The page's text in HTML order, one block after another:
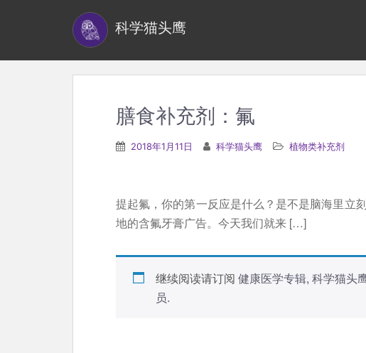
科学猫头鹰
膳食补充剂：氟
2018年1月11日 科学猫头鹰 植物类补充剂
提起氟，你的第一反应是什么？是不是脑海里立
地的含氟牙膏广告。今天我们就来 […]
继续阅读请订阅 健康医学专辑, 科学猫头
员.